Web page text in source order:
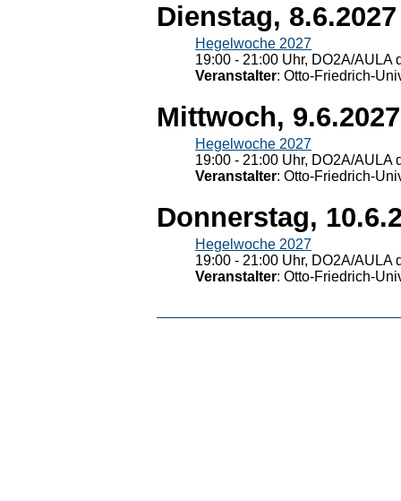
Dienstag, 8.6.2027
Hegelwoche 2027
19:00 - 21:00 Uhr, DO2A/
Veranstalter: Otto-Friedrich-
Mittwoch, 9.6.2027
Hegelwoche 2027
19:00 - 21:00 Uhr, DO2A/
Veranstalter: Otto-Friedrich-
Donnerstag,
Hegelwoche 2027
19:00 - 21:00 Uhr, DO2A/
Veranstalter: Otto-Friedrich-